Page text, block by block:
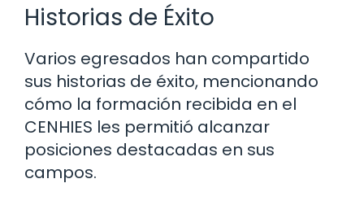
Historias de Éxito
Varios egresados han compartido
sus historias de éxito, mencionando
cómo la formación recibida en el
CENHIES les permitió alcanzar
posiciones destacadas en sus
campos.